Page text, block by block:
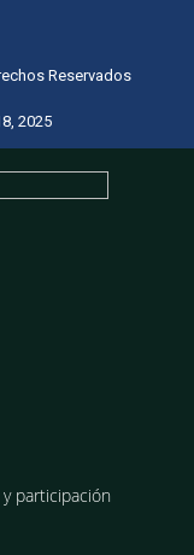
Reservados
2025
participación